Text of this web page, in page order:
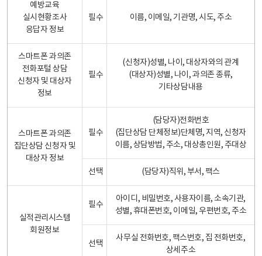
예방교육
실시현황조사
응답자 정보
필수 이름, 이메일, 기관명, 시도, 주소
스마트폰 과의존
전화포털 상담
신청자 및 대상자
정보
필수
(신청자)성별, 나이, 대상자와의 관계
(대상자)성별, 나이, 과의존 종류,
기타상담내용
스마트폰 과의존
집단상담 신청자 및
대상자 정보
필수
(담당자)전화번호
(집단상담 단체정보)단체명, 지역, 신청자
이름, 상담방법, 주소, 대상총인원, 주대상
선택 (담당자)직위, 부서, 팩스
실적관리시스템
회원정보
필수
아이디, 비밀번호, 사용자이름, 소속기관,
성별, 휴대폰번호, 이메일, 우편번호, 주소
선택
사무실 전화번호, 팩스번호, 집 전화번호,
상세주소